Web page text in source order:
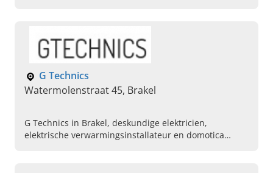
G Technics
Watermolenstraat 45, Brakel
G Technics in Brakel, deskundige elektricien,
elektrische verwarmingsinstallateur en domotica